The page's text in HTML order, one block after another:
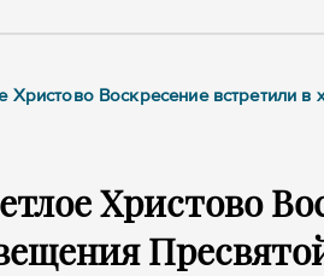
Христово Воскресение
Христово